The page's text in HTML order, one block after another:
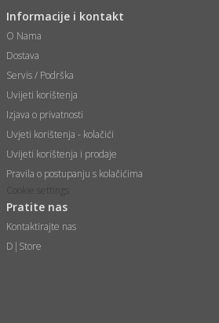
Informacije i kontakt
O Nama
Dostava
Servis / Podrška
Uvijeti korištenja
Izjava o privatnosti
Uvjeti korištenja - kolačići
Uvijeti korištenja i prodaje
Pravila o postupanju s kolačićima
Cookie settings
Pratite nas
Kontaktirajte nas
D|Store